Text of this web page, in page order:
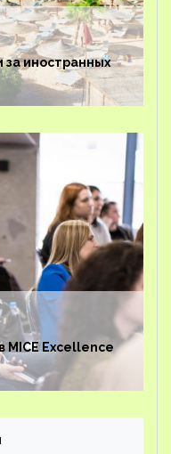
за иностранных
MICE Excellence